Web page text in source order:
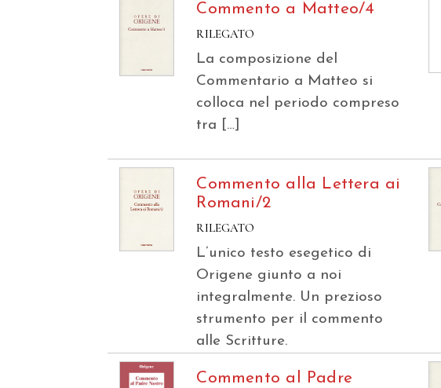
Commento a Matteo/4
RILEGATO
La composizione del
Commentario a Matteo si
colloca nel periodo compreso
tra […]
Commento alla Lettera ai
Romani/2
RILEGATO
L’unico testo esegetico di
Origene giunto a noi
integralmente. Un prezioso
strumento per il commento
alle Scritture.
Commento al Padre